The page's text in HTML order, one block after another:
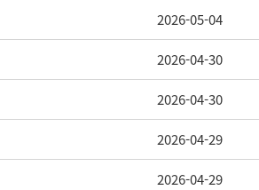
2026-05-04
2026-04-30
2026-04-30
2026-04-29
2026-04-29